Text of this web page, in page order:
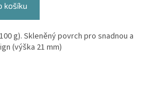
košíku
g). Skleněný povrch pro snadnou a
(výška 21 mm)